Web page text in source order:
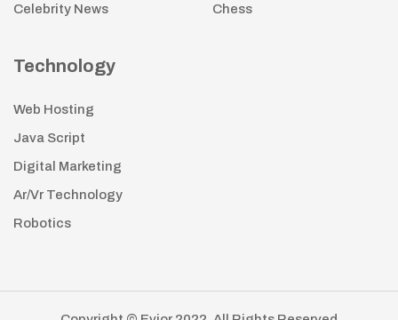
Celebrity News
Chess
Technology
Web Hosting
Java Script
Digital Marketing
Ar/Vr Technology
Robotics